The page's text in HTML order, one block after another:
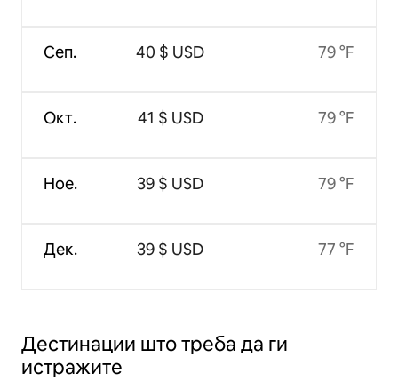
Сеп.
Окт.
Ное.
Дек.
40 $ USD
41 $ USD
39 $ USD
39 $ USD
79 °F
79 °F
79 °F
77 °F
Дестинации што треба да ги
истражите